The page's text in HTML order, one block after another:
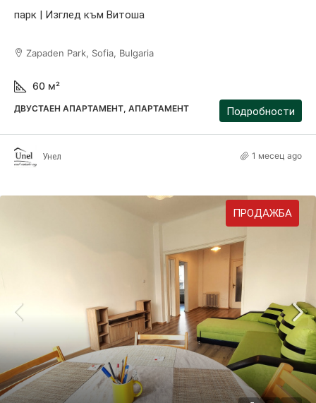
парк | Изглед към Витоша
Zapaden Park, Sofia, Bulgaria
60 м²
ДВУСТАЕН АПАРТАМЕНТ, АПАРТАМЕНТ Подробности
Унел 1 месец ago
ПРОДАЖБА